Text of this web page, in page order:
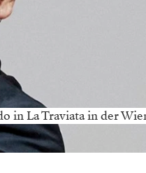
in La Traviata in der